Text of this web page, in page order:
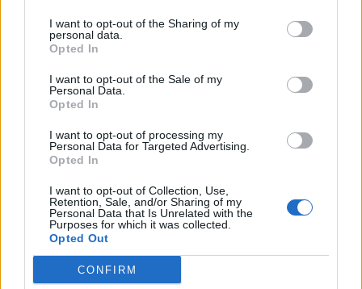
I want to opt-out of the Sharing of my
personal data.
Opted In
I want to opt-out of the Sale of my
Personal Data.
Opted In
I want to opt-out of processing my
Personal Data for Targeted Advertising.
Opted In
I want to opt-out of Collection, Use,
Retention, Sale, and/or Sharing of my
Personal Data that Is Unrelated with the
Purposes for which it was collected.
Opted Out
CONFIRM
impotenti nelle mani di un pastore ora
nobile ora infame? Materiale di contorno,
foglie trascinate dal vento?
Intervista con la storia di
Oriana Fallaci: significato
Scrittrice, giornalista e attivista italiana dalle
molteplici sfaccettature, carattere forte e allo
stesso fragile, sensibile al cambiamento del
suo tempo e ai temi più caldi come la